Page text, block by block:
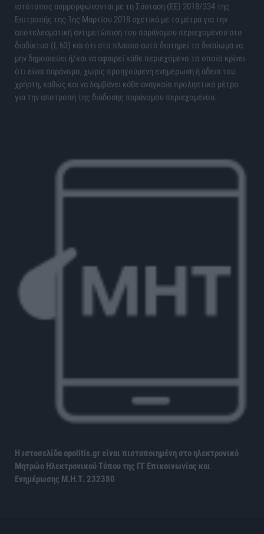
ιστότοπος συμμορφώνονται με τη Σύσταση (ΕΕ) 2018/334 της
Επιτροπής της 1ης Μαρτίου 2018 σχετικά με τα μέτρα για την
αποτελεσματική αντιμετώπιση του παράνομου περιεχομένου στο
διαδίκτυο (L 63) και ότι στο πλαίσιο αυτό διατηρεί το δικαίωμα να
μην δημοσιεύει ή/και να αφαιρεί κάθε περιεχόμενο το οποίο κρίνει
ότι είναι παράνομο, χωρίς προηγούμενη ενημέρωση ή άδεια του
χρήστη, καθώς και να λαμβάνει κάθε αναγκαίο προληπτικό μέτρο
για την αποτροπή της διάδοσης παράνομου περιεχομένου.
Η ιστοσελίδα opolitis.gr είναι πιστοποιημένη στο ηλεκτρονικό
Μητρώο Ηλεκτρονικού Τύπου της ΓΓ Επικοινωνίας και
Ενημέρωσης Μ.Η.Τ. 232380